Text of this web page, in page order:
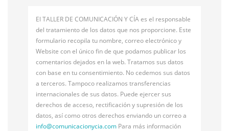
El TALLER DE COMUNICACIÓN Y CÍA es el responsable
del tratamiento de los datos que nos proporcione. Este
formulario recopila tu nombre, correo electrónico y
Website con el único fin de que podamos publicar los
comentarios dejados en la web. Tratamos sus datos
con base en tu consentimiento. No cedemos sus datos
a terceros. Tampoco realizamos transferencias
internacionales de sus datos. Puede ejercer sus
derechos de acceso, rectificación y supresión de los
datos, así como otros derechos enviando un correo a
info@comunicacionycia.com Para más información